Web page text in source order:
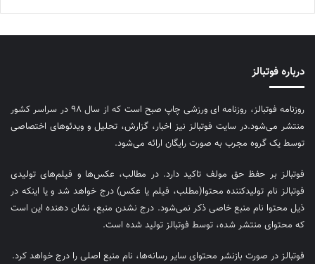
درباره فوتبالز
روزنامه فوتبالز، روزنامه ای ورزشی چاپ صبح است که از سال ۹۸ در سراسر کشور
منتشر می‌شود.در سایت فوتبالز نیز اخبار، گزارش، تحلیل و ویدئوهای اختصاصی
توسط یک گروه مجرب به صورت رایگان ارائه می‌شود.
فوتبالز بر حفظ حق مولف تاکید دارد. در مطالب، عکس‌ها و فیلم‌های تولیدی
فوتبالز نام تولیدکننده محتوا(مطلب، فیلم یا عکس) درج خواهد شد و یا اینکه در
ذیل محتوا نام منبع خاصی ذکر نمی‌‎شود. درج نشدن منبع، نشان دهنده این است
که محتوای منتشر شده، توسط فوتبالز تولید شده است.
فوتبالز در صورت بازنشر محتوای سایر رسانه‌ها، نام منبع اصلی را درج خواهد کرد.